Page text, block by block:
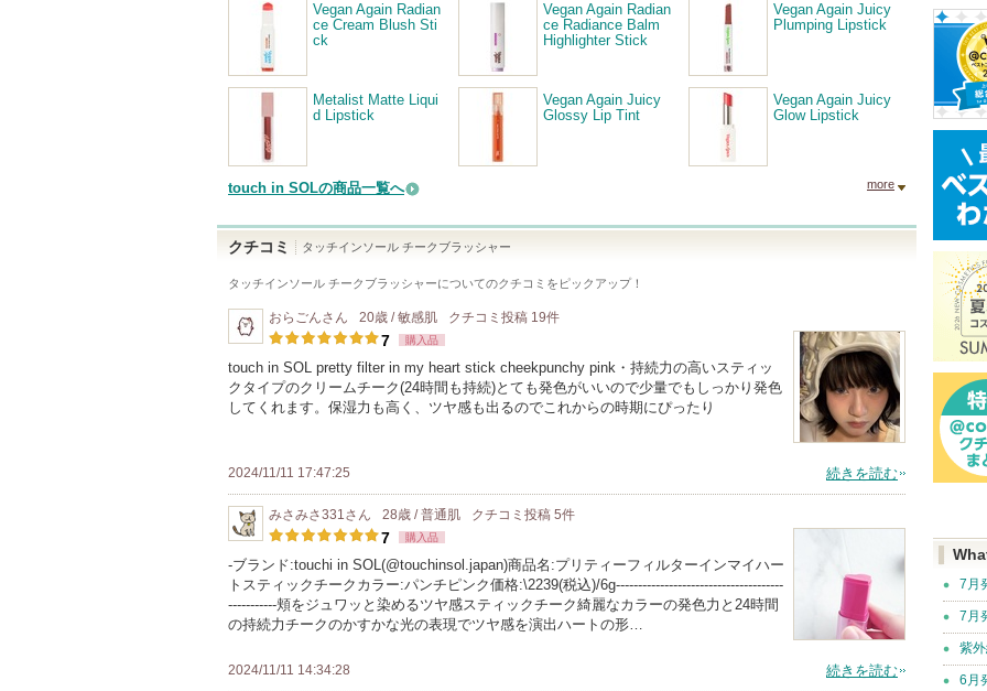
Vegan Again Radian
ce Cream Blush Sti
ck
Vegan Again Radian
ce Radiance Balm
Highlighter Stick
Vegan Again Juicy
Plumping Lipstick
Metalist Matte Liqui
d Lipstick
Vegan Again Juicy
Glossy Lip Tint
Vegan Again Juicy
Glow Lipstick
touch in SOLの商品一覧へ more
クチコミ タッチインソール チークブラッシャー
タッチインソール チークブラッシャーについてのクチコミをピックアップ！
おらごんさん 20歳 / 敏感肌 クチコミ投稿 19件
7 購入品
touch in SOL pretty filter in my heart stick cheekpunchy pink・持続力の高いスティッ
クタイプのクリームチーク(24時間も持続)とても発色がいいので少量でもしっかり発色
してくれます。保湿力も高く、ツヤ感も出るのでこれからの時期にぴったり
2024/11/11 17:47:25 続きを読む
みさみさ331さん 28歳 / 普通肌 クチコミ投稿 5件
7 購入品
-ブランド:touchi in SOL(@touchinsol.japan)商品名:プリティーフィルターインマイハー
トスティックチークカラー:パンチピンク価格:\2239(税込)/6g--------------------------------------
-----------頬をジュワッと染めるツヤ感スティックチーク綺麗なカラーの発色力と24時間
の持続力チークのかすかな光の表現でツヤ感を演出ハートの形…
2024/11/11 14:34:28 続きを読む
7月
7月
紫
6月